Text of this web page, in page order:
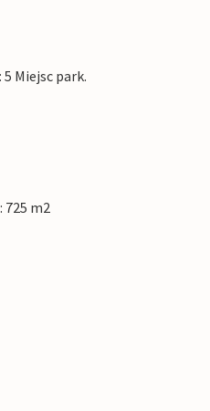
o długości 100 metrów.
Miejsc park.
725 m2